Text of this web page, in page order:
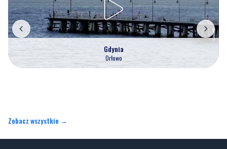
Gdynia
Orłowo
Zobacz wszystkie →